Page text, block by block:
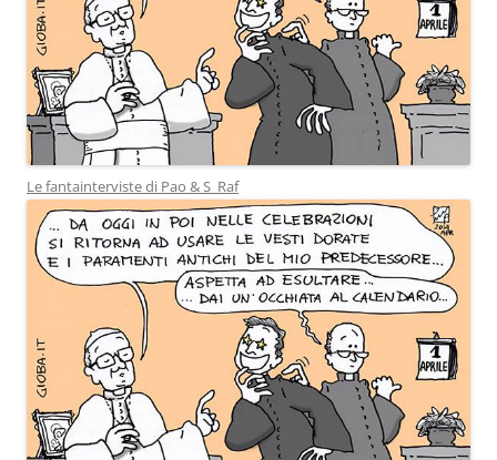
Le fantainterviste di Pao & S_Raf